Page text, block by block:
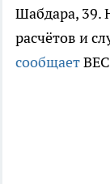
Шабдара, 39.
расчётов и
сообщает